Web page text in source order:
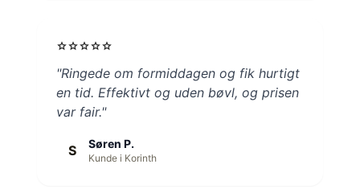
starstarstarstarstar
"Ringede om formiddagen og fik hurtigt
en tid. Effektivt og uden bøvl, og prisen
var fair."
S Søren P.
Kunde i Korinth